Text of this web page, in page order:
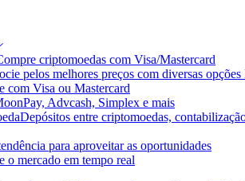
criptomoedas com Visa/Mastercard
pelos melhores preços com diversas
com Visa ou Mastercard
Advcash, Simplex e mais
Depósitos entre criptomoedas,
para aproveitar as oportunidades
o mercado em tempo real